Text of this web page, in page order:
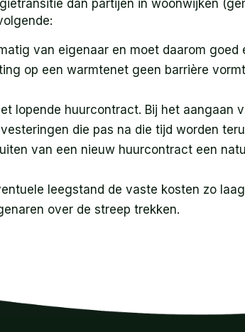
dan partijen in woonwijken
van eigenaar en moet daarom goed
op een warmtenet geen barrière
lopende huurcontract. Bij het aangaan
die pas na die tijd worden
van een nieuw huurcontract een
leegstand de vaste kosten zo
over de streep trekken.